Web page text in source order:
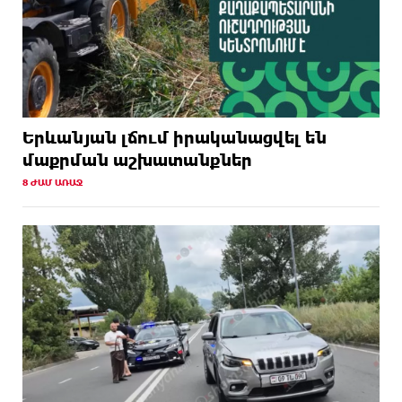
Երևանյան լճում իրականացվել են
մաքրման աշխատանքներ
8 ԺԱՄ ԱՌԱՋ